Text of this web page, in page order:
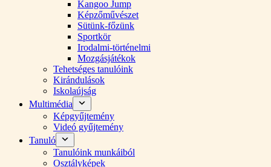
Kangoo Jump
Képzőművészet
Sütünk-főzünk
Sportkör
Irodalmi-történelmi
Mozgásjátékok
Tehetséges tanulóink
Kirándulások
Iskolaújság
Multimédia
Képgyűjtemény
Videó gyűjtemény
Tanuló
Tanulóink munkáiból
Osztályképek